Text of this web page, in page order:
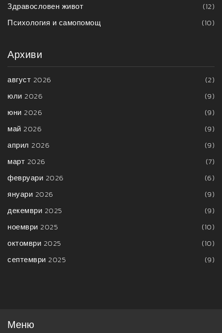
Здравословен живот
(12)
Психология и самопомощ
(10)
Архиви
август 2026
(2)
юли 2026
(9)
юни 2026
(9)
май 2026
(9)
април 2026
(9)
март 2026
(7)
февруари 2026
(6)
януари 2026
(9)
декември 2025
(9)
ноември 2025
(10)
октомври 2025
(10)
септември 2025
(9)
Меню